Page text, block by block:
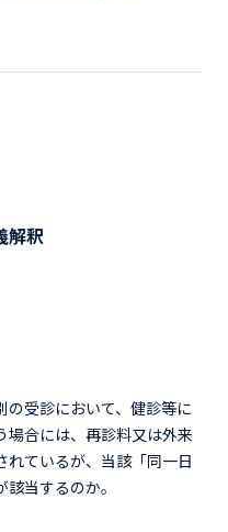
解釈
受診において、健診等に
場合には、再診料又は外来
れているが、当該「同一日
当するのか。